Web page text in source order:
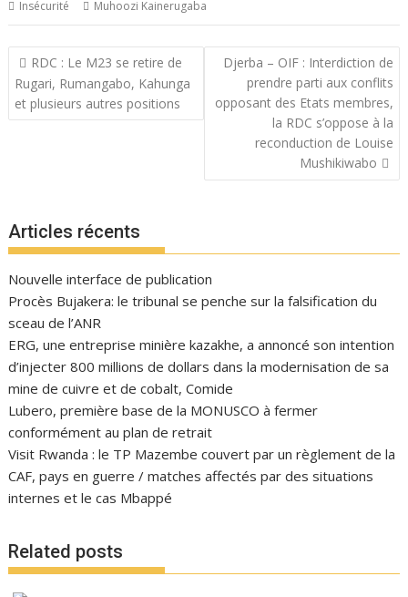
Insécurité Muhoozi Kainerugaba
Navigation
de
l’article
RDC : Le M23 se retire de
Rugari, Rumangabo, Kahunga
et plusieurs autres positions
Djerba – OIF : Interdiction de
prendre parti aux conflits
opposant des Etats membres,
la RDC s’oppose à la
reconduction de Louise
Mushikiwabo
Articles récents
Nouvelle interface de publication
Procès Bujakera: le tribunal se penche sur la falsification du
sceau de l’ANR
ERG, une entreprise minière kazakhe, a annoncé son intention
d’injecter 800 millions de dollars dans la modernisation de sa
mine de cuivre et de cobalt, Comide
Lubero, première base de la MONUSCO à fermer
conformément au plan de retrait
Visit Rwanda : le TP Mazembe couvert par un règlement de la
CAF, pays en guerre / matches affectés par des situations
internes et le cas Mbappé
Related posts